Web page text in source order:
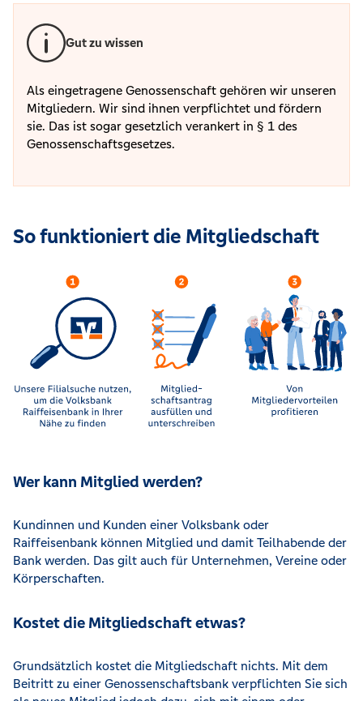
Gut zu wissen
Als eingetragene Genossenschaft gehören wir unseren
Mitgliedern. Wir sind ihnen verpflichtet und fördern
sie. Das ist sogar gesetzlich verankert in § 1 des
Genossenschaftsgesetzes.
So funktioniert die Mitgliedschaft
Wer kann Mitglied werden?
Kundinnen und Kunden einer Volksbank oder
Raiffeisenbank können Mitglied und damit Teilhabende der
Bank werden. Das gilt auch für Unternehmen, Vereine oder
Körperschaften.
Kostet die Mitgliedschaft etwas?
Grundsätzlich kostet die Mitgliedschaft nichts. Mit dem
Beitritt zu einer Genossenschaftsbank verpflichten Sie sich